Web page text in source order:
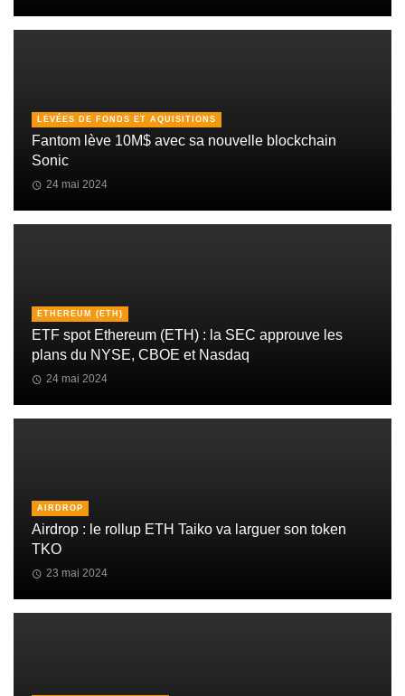
LEVÉES DE FONDS ET AQUISITIONS
Fantom lève 10M$ avec sa nouvelle blockchain
Sonic
24 mai 2024
ETHEREUM (ETH)
ETF spot Ethereum (ETH) : la SEC approuve les
plans du NYSE, CBOE et Nasdaq
24 mai 2024
AIRDROP
Airdrop : le rollup ETH Taiko va larguer son token
TKO
23 mai 2024